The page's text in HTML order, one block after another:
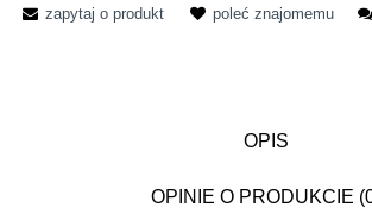
zapytaj o produkt poleć znajomemu
OPIS
OPINIE O PRODUKCIE